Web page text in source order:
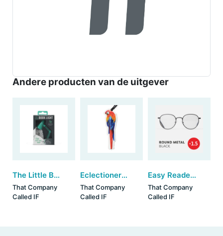
Andere producten van de uitgever
The Little Book Light - Mint
That Company
Called IF
Eclectionery Bookmark Pens - Parrot (set van 3)
That Company
Called IF
Easy Readers - Round Metal Black (+1.5)
That Company
Called IF